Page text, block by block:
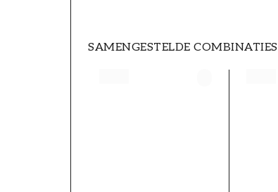
SAMENGESTELDE COMBINATIES